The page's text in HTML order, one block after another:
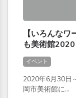
【いろんな
も美術館
イベント
2020年6月30日
岡市美術館に...